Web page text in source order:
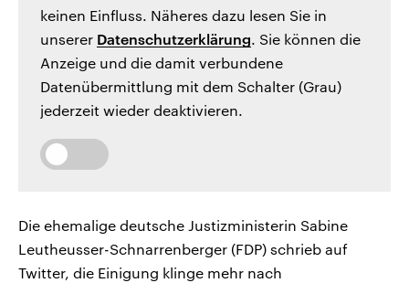
keinen Einfluss. Näheres dazu lesen Sie in
unserer Datenschutzerklärung. Sie können die
Anzeige und die damit verbundene
Datenübermittlung mit dem Schalter (Grau)
jederzeit wieder deaktivieren.
Die ehemalige deutsche Justizministerin Sabine
Leutheusser-Schnarrenberger (FDP) schrieb auf
Twitter, die Einigung klinge mehr nach